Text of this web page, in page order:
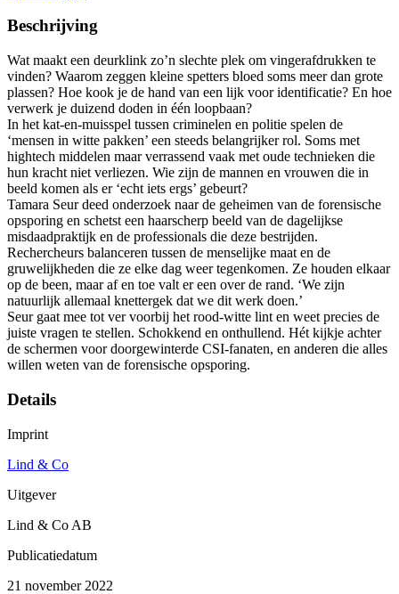
Beschrijving
Wat maakt een deurklink zo’n slechte plek om vingerafdrukken te
vinden? Waarom zeggen kleine spetters bloed soms meer dan grote
plassen? Hoe kook je de hand van een lijk voor identificatie? En hoe
verwerk je duizend doden in één loopbaan?
In het kat-en-muisspel tussen criminelen en politie spelen de
‘mensen in witte pakken’ een steeds belangrijker rol. Soms met
hightech middelen maar verrassend vaak met oude technieken die
hun kracht niet verliezen. Wie zijn de mannen en vrouwen die in
beeld komen als er ‘echt iets ergs’ gebeurt?
Tamara Seur deed onderzoek naar de geheimen van de forensische
opsporing en schetst een haarscherp beeld van de dagelijkse
misdaadpraktijk en de professionals die deze bestrijden.
Rechercheurs balanceren tussen de menselijke maat en de
gruwelijkheden die ze elke dag weer tegenkomen. Ze houden elkaar
op de been, maar af en toe valt er een over de rand. ‘We zijn
natuurlijk allemaal knettergek dat we dit werk doen.’
Seur gaat mee tot ver voorbij het rood-witte lint en weet precies de
juiste vragen te stellen. Schokkend en onthullend. Hét kijkje achter
de schermen voor doorgewinterde CSI-fanaten, en anderen die alles
willen weten van de forensische opsporing.
Details
Imprint
Lind & Co
Uitgever
Lind & Co AB
Publicatiedatum
21 november 2022